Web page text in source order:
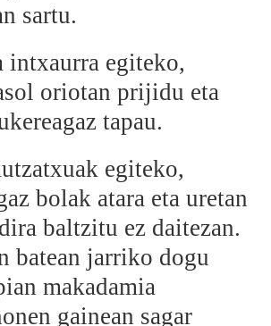
sartu.
intxaurra egiteko,
oriotan prijidu eta
tapau.
egiteko,
bolak atara eta uretan
baltzitu ez daitezan.
batean jarriko dogu
makadamia
gainean sagar